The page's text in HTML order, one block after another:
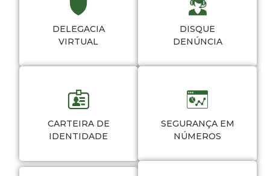
DELEGACIA
VIRTUAL
DISQUE
DENÚNCIA
CARTEIRA DE
IDENTIDADE
SEGURANÇA EM
NÚMEROS